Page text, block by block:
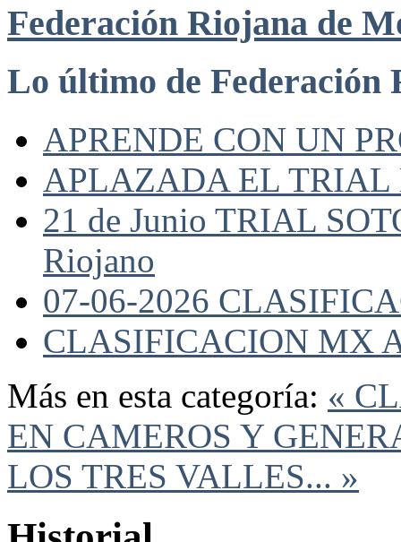
Federación Riojana de
Lo último de Federación
APRENDE CON UN
APLAZADA EL TRIAL
21 de Junio TRIAL
Riojano
07-06-2026
CLASIFICACION MX
Más en esta categoría: «
EN CAMEROS Y
LOS TRES VALLES... »